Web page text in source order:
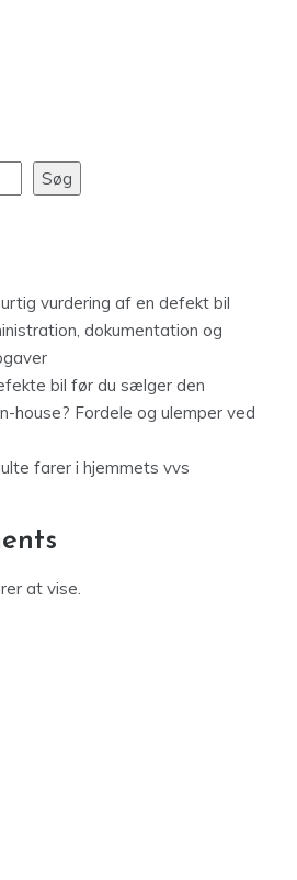
Søg
vurdering af en defekt bil
dokumentation og
bil før du sælger den
house? Fordele og ulemper ved
farer i hjemmets vvs
at vise.